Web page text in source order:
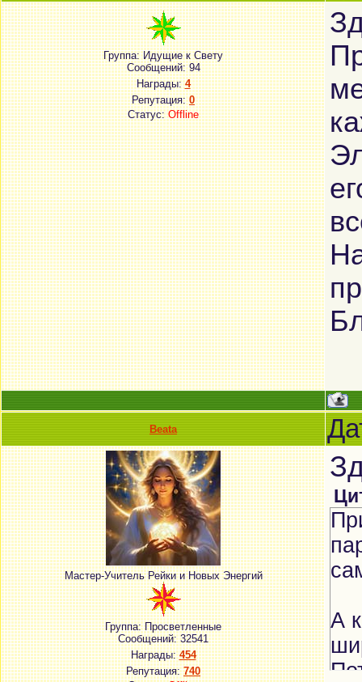
Группа: Идущие к Свету
Сообщений:94
Награды:4
Репутация:0
Статус:Offline
Beata
Мастер-Учитель Рейки и Новых Энергий
Группа: Просветленные
Сообщений:32541
Награды:454
Репутация:740
А